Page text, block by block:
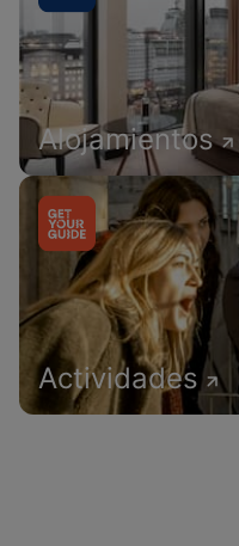
Alojamientos
Actividades